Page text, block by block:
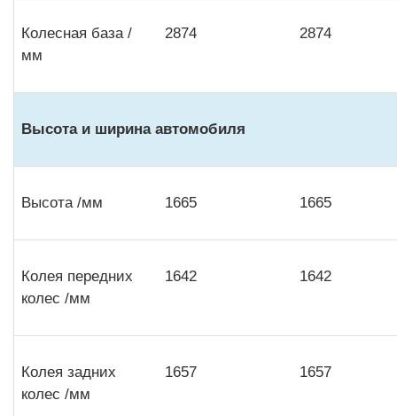
Колесная база /
мм
2874 2874
Высота и ширина автомобиля
Высота /мм 1665 1665
Колея передних
колес /мм
1642 1642
Колея задних
колес /мм
1657 1657